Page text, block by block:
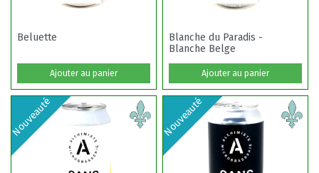
Beluette
Ajouter au panier
Blanche du Paradis -
Blanche Belge
Ajouter au panier
Nouveauté Nouveauté